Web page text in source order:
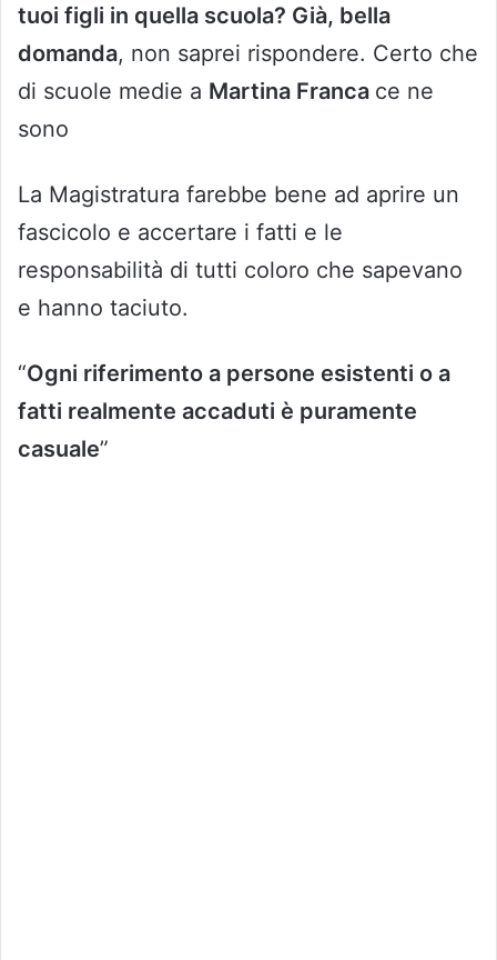
tuoi figli in quella scuola? Già, bella
domanda, non saprei rispondere. Certo che
di scuole medie a Martina Franca ce ne
sono
La Magistratura farebbe bene ad aprire un
fascicolo e accertare i fatti e le
responsabilità di tutti coloro che sapevano
e hanno taciuto.
“Ogni riferimento a persone esistenti o a
fatti realmente accaduti è puramente
casuale”